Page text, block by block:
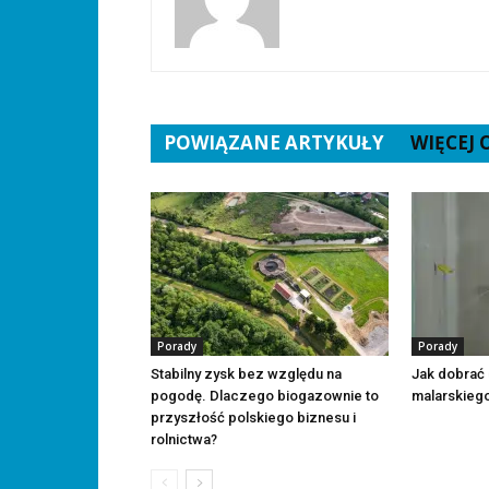
POWIĄZANE ARTYKUŁY WIĘCEJ
Porady
Stabilny zysk bez względu na
pogodę. Dlaczego biogazownie to
przyszłość polskiego biznesu i
rolnictwa?
Porady
Jak dobrać